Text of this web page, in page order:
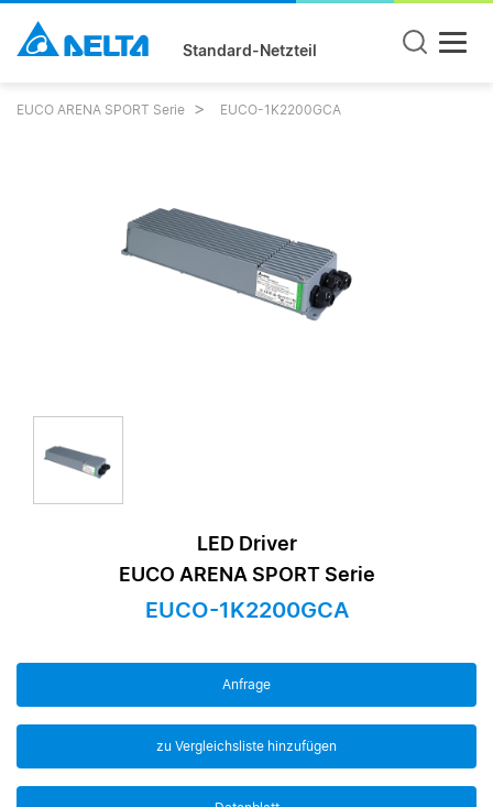
Standard-Netzteil
EUCO ARENA SPORT Serie EUCO-1K2200GCA
LED Driver
EUCO ARENA SPORT Serie
EUCO-1K2200GCA
Anfrage
zu Vergleichsliste hinzufügen